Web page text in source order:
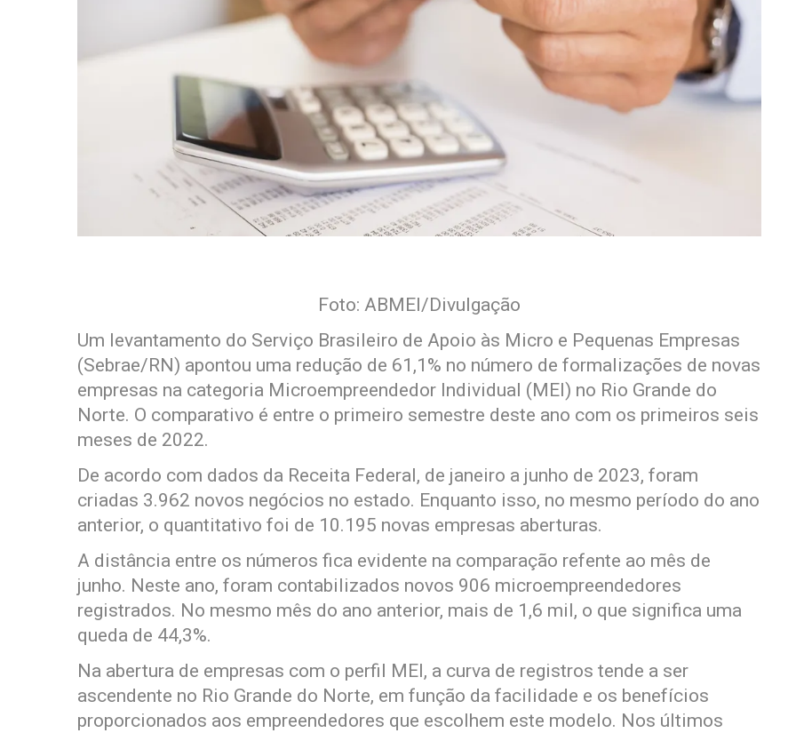
Foto: ABMEI/Divulgação
Um levantamento do Serviço Brasileiro de Apoio às Micro e Pequenas Empresas
(Sebrae/RN) apontou uma redução de 61,1% no número de formalizações de novas
empresas na categoria Microempreendedor Individual (MEI) no Rio Grande do
Norte. O comparativo é entre o primeiro semestre deste ano com os primeiros seis
meses de 2022.
De acordo com dados da Receita Federal, de janeiro a junho de 2023, foram
criadas 3.962 novos negócios no estado. Enquanto isso, no mesmo período do ano
anterior, o quantitativo foi de 10.195 novas empresas aberturas.
A distância entre os números fica evidente na comparação refente ao mês de
junho. Neste ano, foram contabilizados novos 906 microempreendedores
registrados. No mesmo mês do ano anterior, mais de 1,6 mil, o que significa uma
queda de 44,3%.
Na abertura de empresas com o perfil MEI, a curva de registros tende a ser
ascendente no Rio Grande do Norte, em função da facilidade e os benefícios
proporcionados aos empreendedores que escolhem este modelo. Nos últimos